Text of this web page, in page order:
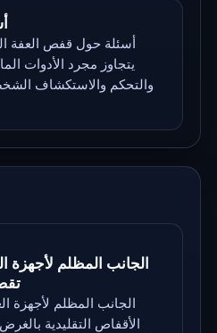
أسئلة حول قفص العفة
يتجاوز مجرد الأدوات
والتحكم والاستكشاف
الجانب المظلم لأجهزة
الجانب المظلم لأجهزة
الأقفاص التقليدية